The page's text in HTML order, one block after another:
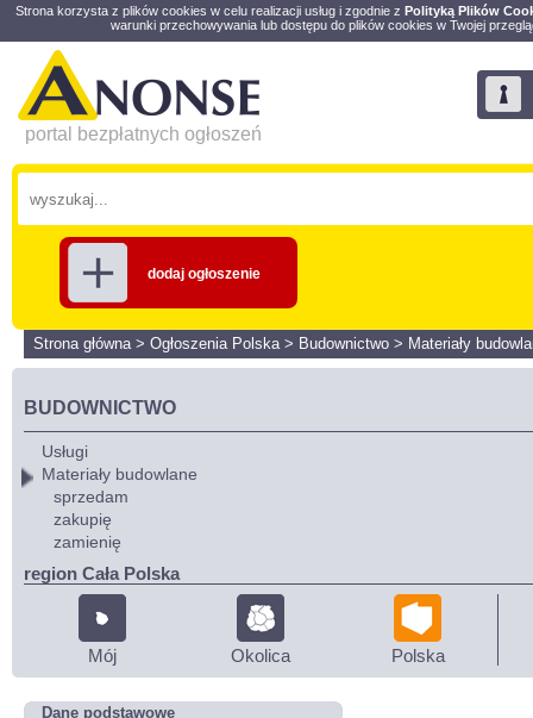
Strona korzysta z plików cookies w celu realizacji usług i zgodnie z Polityką Plików
warunki przechowywania lub dostępu do plików cookies w Twojej
portal bezpłatnych ogłoszeń
dodaj ogłoszenie
Strona główna> Ogłoszenia Polska> Budownictwo > Materiały
BUDOWNICTWO
Usługi
Materiały budowlane
sprzedam
zakupię
zamienię
region Cała Polska
Mój Okolica Polska
Dane podstawowe